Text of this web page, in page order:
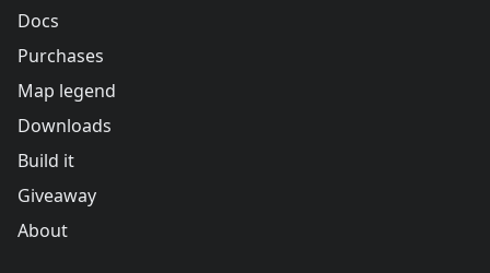
Docs
Purchases
Map legend
Downloads
Build it
Giveaway
About